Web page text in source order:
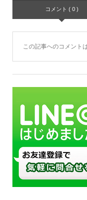
コメント ( 0 )
この記事へのコメント